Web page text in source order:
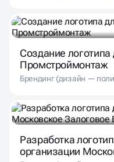
Создание
Промстроймонтаж
Брендинг (дизайн —
Разработка
организации